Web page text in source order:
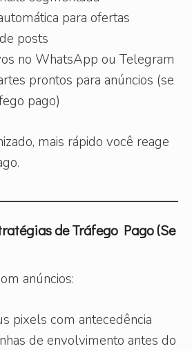
para ofertas
posts
no WhatsApp ou Telegram
prontos para anúncios (se
pago)
mais rápido você reage
de Tráfego Pago (Se
anúncios:
pixels com antecedência
de envolvimento antes do